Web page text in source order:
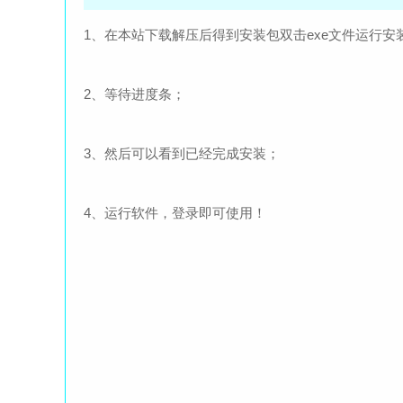
1、在本站下载解压后得到安装包双击exe文件运行安
2、等待进度条；
3、然后可以看到已经完成安装；
4、运行软件，登录即可使用！